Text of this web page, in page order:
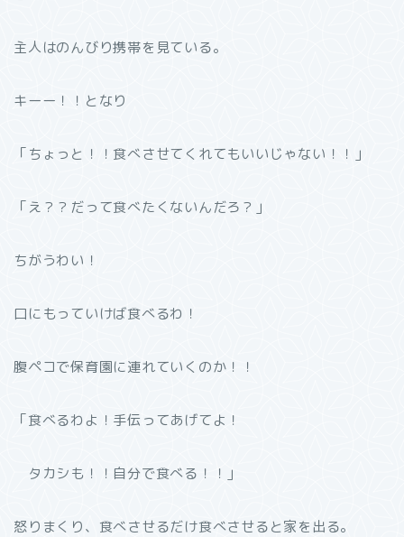
主人はのんびり携帯を見ている。
キーー！！となり
「ちょっと！！食べさせてくれてもいいじゃない！！」
「え？？だって食べたくないんだろ？」
ちがうわい！
口にもっていけば食べるわ！
腹ペコで保育園に連れていくのか！！
「食べるわよ！手伝ってあげてよ！
タカシも！！自分で食べる！！」
怒りまくり、食べさせるだけ食べさせると家を出る。